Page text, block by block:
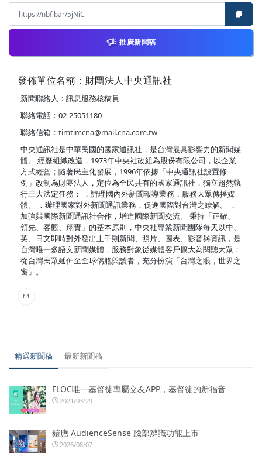
推廣新聞稿
發佈單位名稱：財團法人中央通訊社
新聞聯絡人：訊息服務核稿員
聯絡電話：02-25051180
聯絡信箱： timtimcna@mail.cna.com.tw
中央通訊社是中華民國的國家通訊社，是台灣最具影響力的新聞媒
體。 經歷組織改造，1973年中央社改組為股份有限公司，以企業
方式經營；隨著民主化發展，1996年依據「中央通訊社設置條
例」改制為財團法人，定位為全民共有的國家通訊社，獨立超然執
行三大法定任務： ．辦理國內外新聞報導業務，服務大眾傳播媒
體。 ．辦理國家對外新聞通訊業務，促進國際對台灣之瞭解。 ．
加強與國際新聞通訊社合作，增進國際新聞交流。 秉持「正確、
領先、客觀、翔實」的基本原則，中央社專業新聞團隊每天以中、
英、日文即時對外發出上千則新聞、照片、圖表、影音與資訊，是
台灣唯一多語文新聞媒體，服務對象從媒體客戶擴大為閱聽大眾；
從台灣民眾延伸至全球僑胞與讀者，充分扮演「台灣之眼，世界之
窗」。
精選新聞稿 最新新聞稿
FLOC唯一基督徒專屬交友APP，基督徒的新福音
2021/03/29
鎧應 AudienceSense 臉部辨識功能上市
2026/08/07